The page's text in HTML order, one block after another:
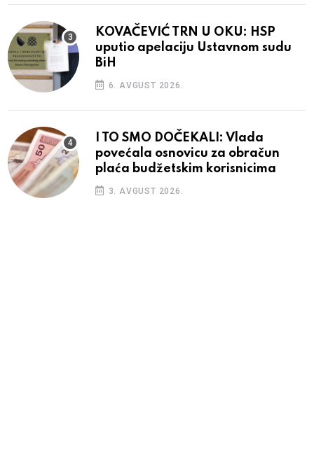
KOVAČEVIĆ TRN U OKU: HSP
uputio apelaciju Ustavnom sudu
BiH
6. AVGUST 2026.
I TO SMO DOČEKALI: Vlada
povećala osnovicu za obračun
plaća budžetskim korisnicima
3. AVGUST 2026.